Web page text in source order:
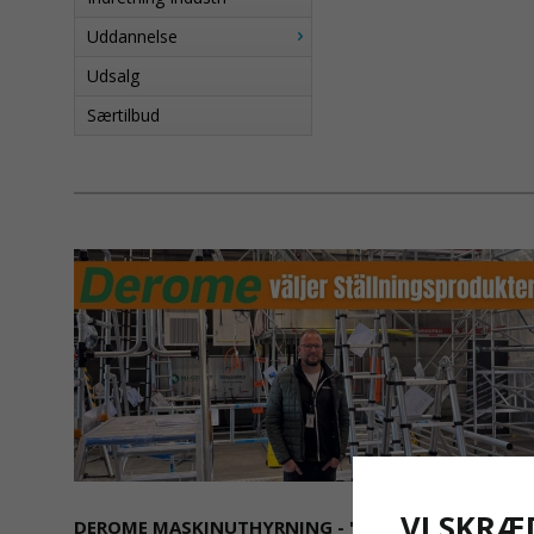
Uddannelse
Udsalg
Særtilbud
DEROME MASKINUTHYRNING - "SÄKERHET ÄR